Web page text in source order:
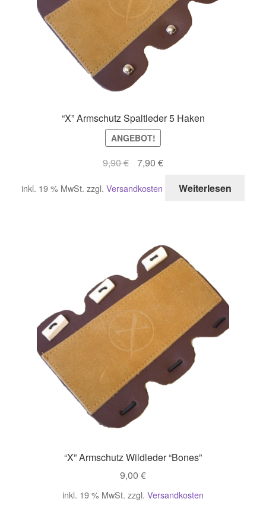
“X” Armschutz Spaltleder 5 Haken
ANGEBOT!
9,90€
Ursprünglicher
war:
7,90 €Aktueller
inkl. 19 % MwSt. zzgl. Versandkosten Weiterlesen
“X” Armschutz Wildleder “Bones”
9,00 €
inkl. 19 % MwSt. zzgl. Versandkosten